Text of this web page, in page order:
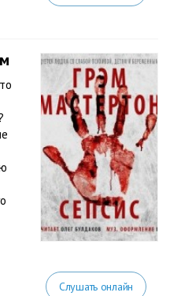
Слушать онлайн